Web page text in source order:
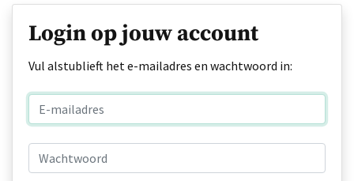
Login op jouw account
Vul alstublieft het e-mailadres en wachtwoord in: